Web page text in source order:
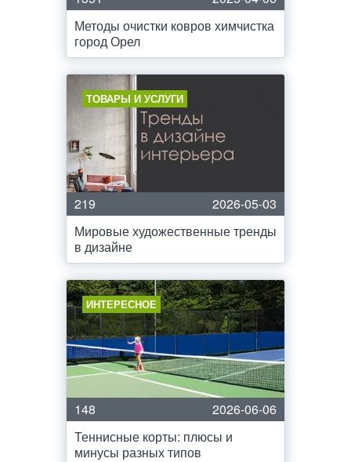
Методы очистки ковров химчистка
город Орел
ТОВАРЫ И УСЛУГИ
219
2026-05-03
Мировые художественные тренды
в дизайне
ИНТЕРЕСНОЕ
148
2026-06-06
Теннисные корты: плюсы и
минусы разных типов